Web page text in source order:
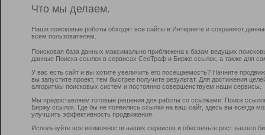
Что мы делаем.
Наши поисковые роботы обходят все сайты в Интернете и сохраняют
всем пользователям.
Поисковая база данных максимально приближена к базам ведущих
данные Поиска ссылок в сервисах СеоТраф и Бирже ссылок, а также для
У вас есть сайт и вы хотите увеличить его посещаемость? Начните
вы запустите проект, тем быстрее получите результат. Для достижения
алгоритмы поисковых систем и постоянно совершенствуем наши сервисы.
Мы предоставляем готовые решения для работы со ссылками: Поиск
Биржу ссылок. Где бы не появились ссылки на ваш сайт, здесь вы всегда
улучшить эффективность продвижения.
Используйте все возможности наших сервисов и обеспечьте рост вашего